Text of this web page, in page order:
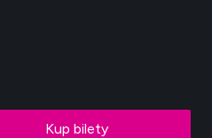
Kup bilety